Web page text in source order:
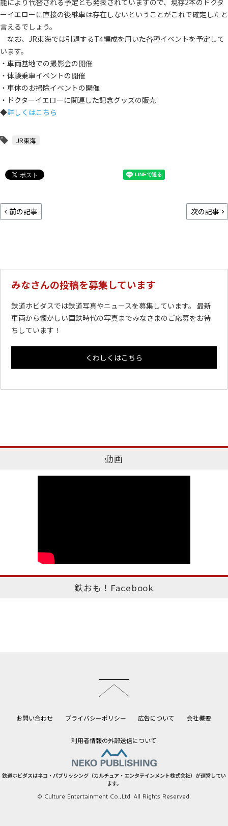
ーイエローに直接の後継車は存在しないということがこれで確定したと
言えるでしょう。
なお、JR東海では引退するT4編成を用いた各種イベントを予定して
います。
・車両基地での撮影会の開催
・体験乗車イベントの開催
・車体のお掃除イベントの開催
・ドクターイエローに関連した記念グッズの販売
◆詳しくはこちら
JR東海
前の記事 次の記事
みなさんの投稿を募集しています
鉄道ホビダスでは鉄道写真やニュースを募集しています。 最新
車両から懐かしい国鉄時代の写真までみなさまのご応募をお待
ちしています！
くわしくはこちら
動画
鉄おも！Facebook
お問い合わせ プライバシーポリシー 広告について 会社概要
利用者情報の外部送信について
鉄道ホビダスはネコ・パブリッシング（カルチュア・エンタテインメント株式会社）が運営してい
ます。
© Culture Entertainment Co.,Ltd. All Rights Reserved.